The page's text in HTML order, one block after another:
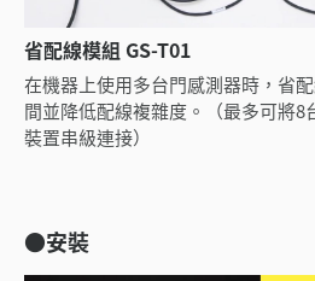
省配線模組 GS-T01
在機器上使用多台門感測器時，省
間並降低配線複雜度。（最多可將8
裝置串級連接）
●安裝